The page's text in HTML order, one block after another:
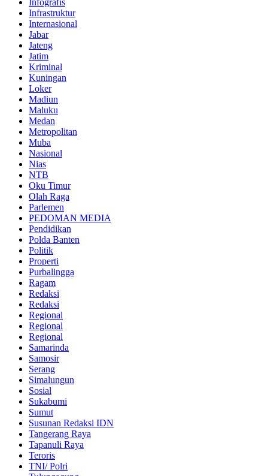
Infrastruktur
Internasional
Jabar
Jateng
Jatim
Kriminal
Kuningan
Loker
Madiun
Maluku
Medan
Metropolitan
Muba
Nasional
Nias
NTB
Oku Timur
Olah Raga
Parlemen
PEDOMAN MEDIA
Pendidikan
Polda Banten
Politik
Properti
Purbalingga
Ragam
Redaksi
Redaksi
Regional
Regional
Regional
Samarinda
Samosir
Serang
Simalungun
Sosial
Sukabumi
Sumut
Susunan Redaksi IDN
Tangerang Raya
Tapanuli Raya
Teroris
TNI/ Polri